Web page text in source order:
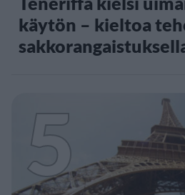
käytön – kieltoa
5